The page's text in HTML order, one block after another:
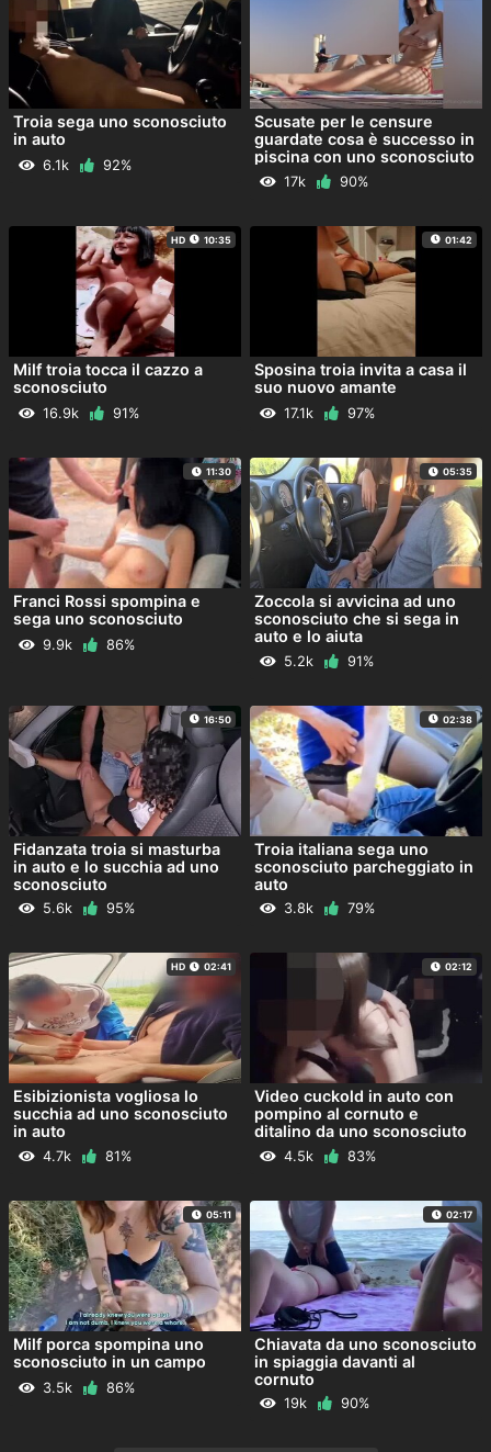
Troia sega uno sconosciuto
in auto
6.1k 92%
Scusate per le censure
guardate cosa è successo in
piscina con uno sconosciuto
17k 90%
HD 10:35
Milf troia tocca il cazzo a
sconosciuto
16.9k 91%
01:42
Sposina troia invita a casa il
suo nuovo amante
17.1k 97%
11:30
Franci Rossi spompina e
sega uno sconosciuto
9.9k 86%
05:35
Zoccola si avvicina ad uno
sconosciuto che si sega in
auto e lo aiuta
5.2k 91%
16:50
Fidanzata troia si masturba
in auto e lo succhia ad uno
sconosciuto
5.6k 95%
02:38
Troia italiana sega uno
sconosciuto parcheggiato in
auto
3.8k 79%
HD 02:41
Esibizionista vogliosa lo
succhia ad uno sconosciuto
in auto
4.7k 81%
02:12
Video cuckold in auto con
pompino al cornuto e
ditalino da uno sconosciuto
4.5k 83%
05:11
Milf porca spompina uno
sconosciuto in un campo
3.5k 86%
02:17
Chiavata da uno sconosciuto
in spiaggia davanti al
cornuto
19k 90%